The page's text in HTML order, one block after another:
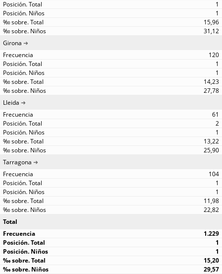
1
1
15,96
31,12
Girona
120
1
1
14,23
27,78
Lleida
61
2
1
13,22
25,90
Tarragona
104
1
1
11,98
22,82
Total
1.229
1
1
15,20
29,57